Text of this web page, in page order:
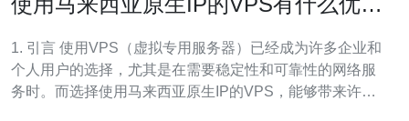
1. 引言 使用VPS（虚拟专用服务器）已经成为许多企业和
个人用户的选择，尤其是在需要稳定性和可靠性的网络服
务时。而选择使用马来西亚原生IP的VPS，能够带来许多